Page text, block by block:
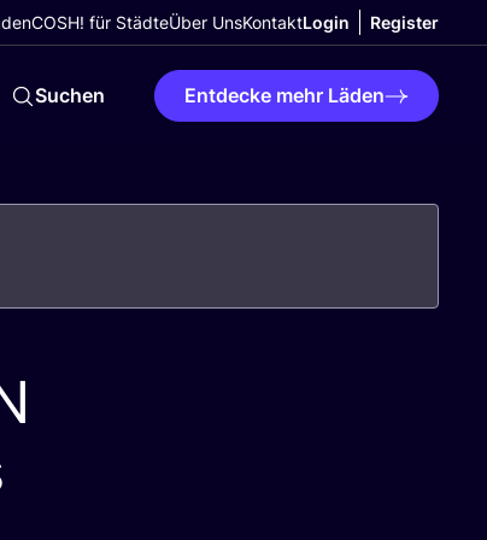
COSH! für StädteÜber UnsKontaktLogin Register
Suchen Entdecke mehr Läden